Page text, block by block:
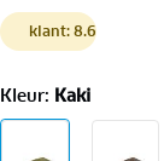
klant: 8.6
Kleur: Kaki